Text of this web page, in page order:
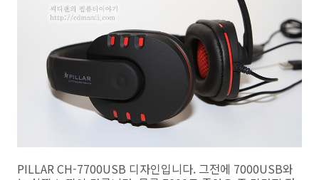
PILLAR CH-7700USB 디자인입니다. 그전에 7000USB와